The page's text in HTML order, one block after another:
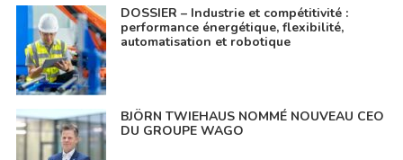
DOSSIER – Industrie et compétitivité :
performance énergétique, flexibilité,
automatisation et robotique
BJÖRN TWIEHAUS NOMMÉ NOUVEAU CEO
DU GROUPE WAGO